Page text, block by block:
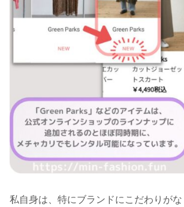
私自身は、特にブランドにこだわりが